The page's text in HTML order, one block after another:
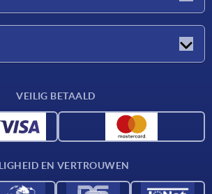
VEILIG BETAALD
EN VERTROUWEN